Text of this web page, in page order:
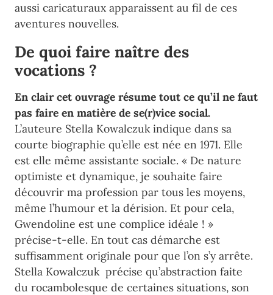
aussi caricaturaux apparaissent au fil de ces
aventures nouvelles.
De quoi faire naître des
vocations ?
En clair cet ouvrage résume tout ce qu’il ne faut
pas faire en matière de se(r)vice social.
L’auteure Stella Kowalczuk indique dans sa
courte biographie qu’elle est née en 1971. Elle
est elle même assistante sociale. « De nature
optimiste et dynamique, je souhaite faire
découvrir ma profession par tous les moyens,
même l’humour et la dérision. Et pour cela,
Gwendoline est une complice idéale ! »
précise-t-elle. En tout cas démarche est
suffisamment originale pour que l’on s’y arrête.
Stella Kowalczuk précise qu’abstraction faite
du rocambolesque de certaines situations, son